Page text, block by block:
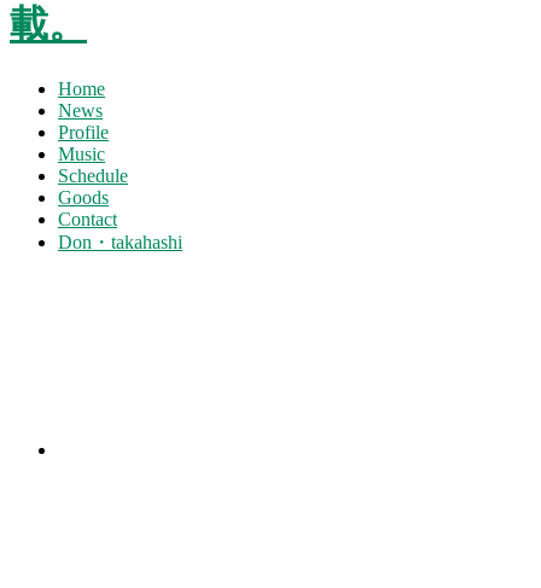
Home
News
Profile
Music
Schedule
Goods
Contact
Don・takahashi